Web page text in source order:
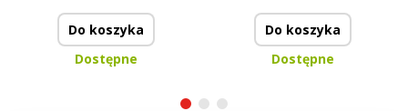
Do koszyka
Dostępne
Do koszyka
Dostępne